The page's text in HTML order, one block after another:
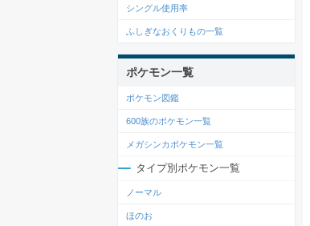
シングル使用率
ふしぎなおくりもの一覧
ポケモン一覧
ポケモン図鑑
600族のポケモン一覧
メガシンカポケモン一覧
タイプ別ポケモン一覧
ノーマル
ほのお